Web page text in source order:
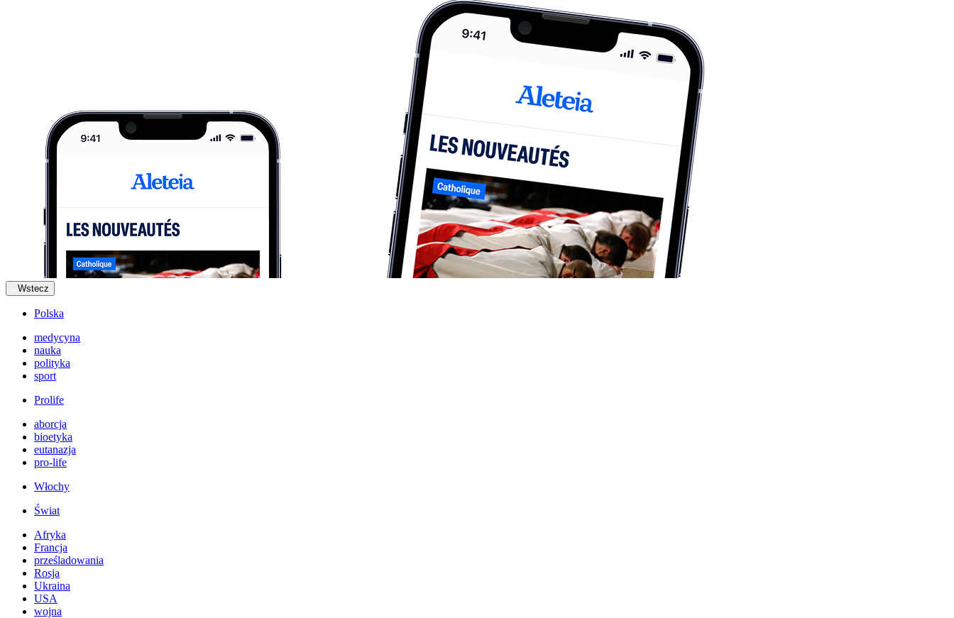
Wstecz
Polska
medycyna
nauka
polityka
sport
Prolife
aborcja
bioetyka
eutanazja
pro-life
Włochy
Świat
Afryka
Francja
prześladowania
Rosja
Ukraina
USA
wojna